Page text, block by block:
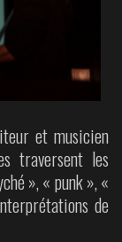
et musicien
traversent les
», « punk », «
de